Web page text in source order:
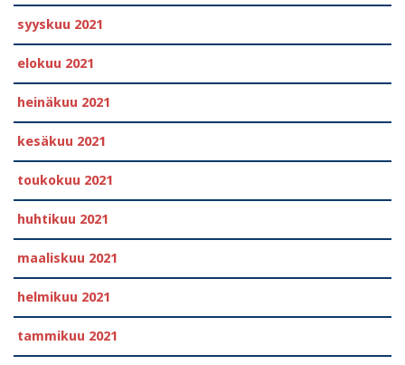
syyskuu 2021
elokuu 2021
heinäkuu 2021
kesäkuu 2021
toukokuu 2021
huhtikuu 2021
maaliskuu 2021
helmikuu 2021
tammikuu 2021